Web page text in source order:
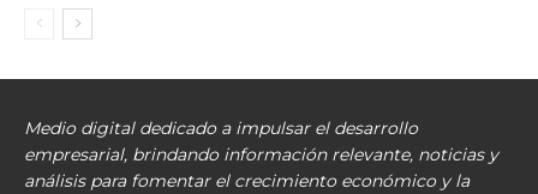
Medio digital dedicado a impulsar el desarrollo
empresarial, brindando información relevante, noticias y
análisis para fomentar el crecimiento económico y la